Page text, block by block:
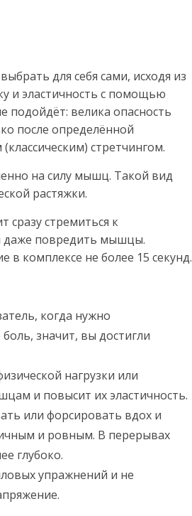
для себя сами, исходя из
и эластичность с помощью
подойдёт: велика опасность
после определённой
стретчингом.
на силу мышц. Такой вид
растяжки.
сразу стремиться к
даже повредить мышцы.
в комплексе не более 15 секунд.
когда нужно
значит, вы достигли
нагрузки или
и повысит их эластичность.
или форсировать вдох и
и ровным. В перерывах
глубоко.
упражнений и не